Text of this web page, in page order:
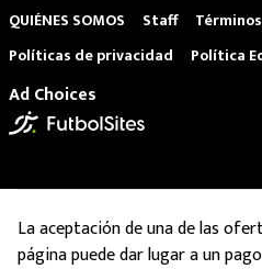
QUIÉNES SOMOS Staff
Políticas de privacidad
Política
Ad Choices
La aceptación de una de las
página puede dar lugar a un